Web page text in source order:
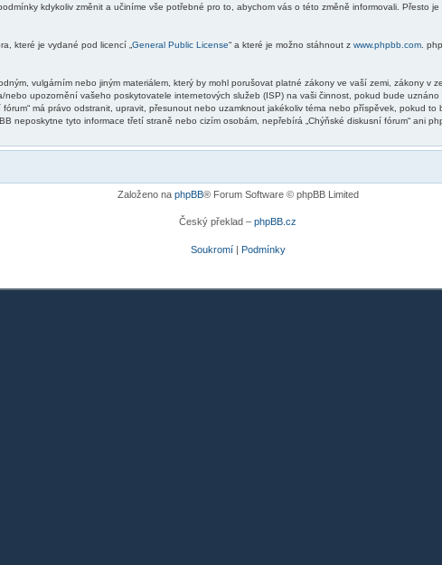
kdykoliv změnit a učiníme vše potřebné pro to, abychom vás o této změně informovali. Přesto
které je vydané pod licencí „ General Public License“ a které je možno stáhnout z www.phpbb.com .
vulgárním nebo jiným materiálem, který by mohl porušovat platné zákony ve vaší zemi, zákony v
nebo upozornění vašeho poskytovatele internetových služeb (ISP) na vaši činnost, pokud bude
má právo odstranit, upravit, přesunout nebo uzamknout jakékoliv téma nebo příspěvek, pokud
neposkytne tyto informace třetí straně nebo cizím osobám, nepřebírá „Chýňské diskusní fórum“ ani
Založeno na phpBB® Forum Software © phpBB Limited
Český překlad – phpBB.cz
Soukromí| Podmínky